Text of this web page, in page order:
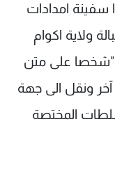
امدادات
ولاية اكوام
"شخصا على متن
ونقل الى جهة
المختصة